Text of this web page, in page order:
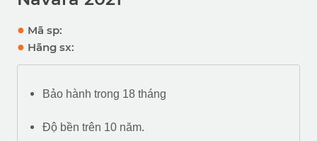
● Mã sp:
● Hãng sx:
Bảo hành trong 18 tháng
Độ bền trên 10 năm.